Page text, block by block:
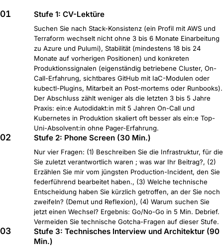
01 Stufe 1: CV-Lektüre
Suchen Sie nach Stack-Konsistenz (ein Profil mit AWS und
Terraform wechselt nicht ohne 3 bis 6 Monate Einarbeitung
zu Azure und Pulumi), Stabilität (mindestens 18 bis 24
Monate auf vorherigen Positionen) und konkreten
Produktionssignalen (eigenständig betriebene Cluster, On-
Call-Erfahrung, sichtbares GitHub mit IaC-Modulen oder
kubectl-Plugins, Mitarbeit an Post-mortems oder Runbooks).
Der Abschluss zählt weniger als die letzten 3 bis 5 Jahre
Praxis: ein:e Autodidakt:in mit 5 Jahren On-Call und
Kubernetes in Produktion skaliert oft besser als ein:e Top-
Uni-Absolvent:in ohne Pager-Erfahrung.
02 Stufe 2: Phone Screen (30 Min.)
Nur vier Fragen: (1) Beschreiben Sie die Infrastruktur, für die
Sie zuletzt verantwortlich waren ; was war Ihr Beitrag?, (2)
Erzählen Sie mir vom jüngsten Production-Incident, den Sie
federführend bearbeitet haben., (3) Welche technische
Entscheidung haben Sie kürzlich getroffen, an der Sie noch
zweifeln? (Demut und Reflexion), (4) Warum suchen Sie
jetzt einen Wechsel? Ergebnis: Go/No-Go in 5 Min. Debrief.
Vermeiden Sie technische Gotcha-Fragen auf dieser Stufe.
03
Stufe 3: Technisches Interview und Architektur (90
Min.)